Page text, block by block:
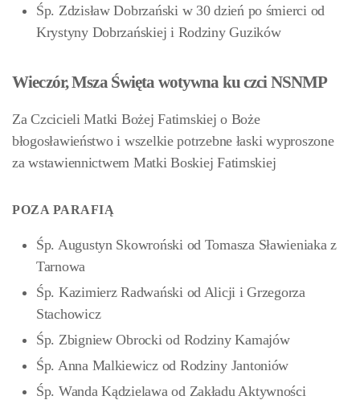
Śp. Zdzisław Dobrzański w 30 dzień po śmierci od
Krystyny Dobrzańskiej i Rodziny Guzików
Wieczór, Msza Święta wotywna ku czci NSNMP
Za Czcicieli Matki Bożej Fatimskiej o Boże
błogosławieństwo i wszelkie potrzebne łaski wyproszone
za wstawiennictwem Matki Boskiej Fatimskiej
POZA PARAFIĄ
Śp. Augustyn Skowroński od Tomasza Sławieniaka z
Tarnowa
Śp. Kazimierz Radwański od Alicji i Grzegorza
Stachowicz
Śp. Zbigniew Obrocki od Rodziny Kamajów
Śp. Anna Malkiewicz od Rodziny Jantoniów
Śp. Wanda Kądzielawa od Zakładu Aktywności